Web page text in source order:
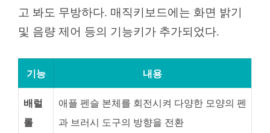
고 봐도 무방하다. 매직키보드에는 화면 밝기
및 음량 제어 등의 기능키가 추가되었다.
기능 내용
배럴
롤
애플 펜슬 본체를 회전시켜 다양한 모양의 펜
과 브러시 도구의 방향을 전환